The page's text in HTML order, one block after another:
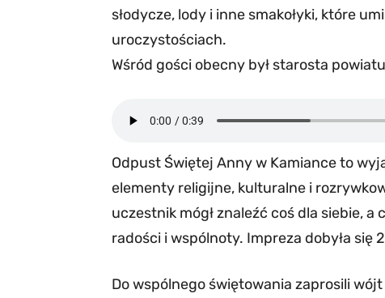
słodycze, lody i inne smakołyki, które
uroczystościach.
Wśród gości obecny był starosta
Odpust Świętej Anny w Kamiance to
elementy religijne, kulturalne i
uczestnik mógł znaleźć coś dla siebie,
radości i wspólnoty. Impreza dobyła się
Do wspólnego świętowania zaprosili